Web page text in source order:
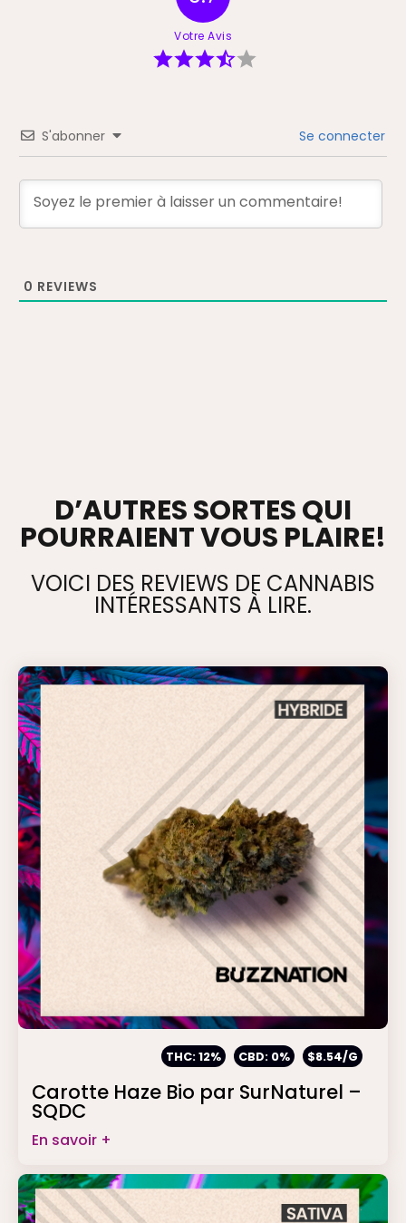
AVEC NOUS
Votre Avis
S'abonner Se connecter
0 REVIEWS
D’AUTRES SORTES QUI
POURRAIENT VOUS PLAIRE!
VOICI DES REVIEWS DE CANNABIS
INTÉRESSANTS À LIRE.
THC: 12% CBD: 0% $8.54/G
Carotte Haze Bio par SurNaturel –
SQDC
En savoir +